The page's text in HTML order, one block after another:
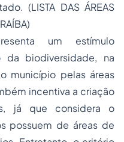
(LISTA DAS ÁREAS
um estímulo
da biodiversidade, na
município pelas áreas
incentiva a criação
já que considera o
possuem de áreas de